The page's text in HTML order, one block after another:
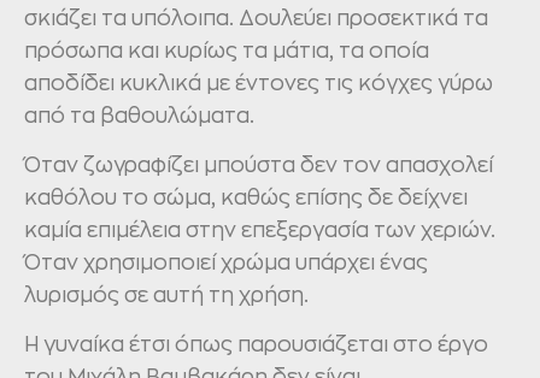
σκιάζει τα υπόλοιπα. Δουλεύει προσεκτικά τα
πρόσωπα και κυρίως τα μάτια, τα οποία
αποδίδει κυκλικά με έντονες τις κόγχες γύρω
από τα βαθουλώματα.
Όταν ζωγραφίζει μπούστα δεν τον απασχολεί
καθόλου το σώμα, καθώς επίσης δε δείχνει
καμία επιμέλεια στην επεξεργασία των χεριών.
Όταν χρησιμοποιεί χρώμα υπάρχει ένας
λυρισμός σε αυτή τη χρήση.
Η γυναίκα έτσι όπως παρουσιάζεται στο έργο